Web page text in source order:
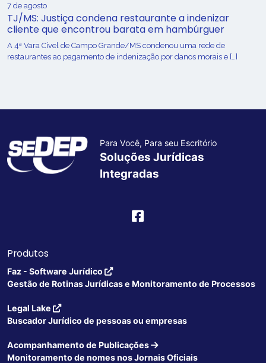
7 de agosto
TJ/MS: Justiça condena restaurante a indenizar
cliente que encontrou barata em hambúrguer
A 4ª Vara Cível de Campo Grande/MS condenou uma rede de
restaurantes ao pagamento de indenização por danos morais e […]
Para Você, Para seu Escritório
Soluções Jurídicas
Integradas
Produtos
Faz - Software Jurídico
Gestão de Rotinas Jurídicas e Monitoramento de Processos
Legal Lake
Buscador Jurídico de pessoas ou empresas
Acompanhamento de Publicações
Monitoramento de nomes nos Jornais Oficiais